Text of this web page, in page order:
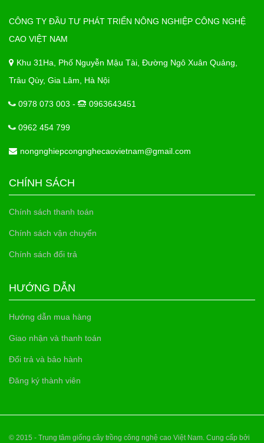
CÔNG TY ĐẦU TƯ PHÁT TRIỂN NÔNG NGHIỆP CÔNG NGHỆ
CAO VIỆT NAM
Khu 31Ha, Phố Nguyễn Mậu Tài, Đường Ngô Xuân Quảng,
Trâu Qùy, Gia Lâm, Hà Nội
0978 073 003 - 0963643451
0962 454 799
nongnghiepcongnghecaovietnam@gmail.com
CHÍNH SÁCH
Chính sách thanh toán
Chính sách vận chuyển
Chính sách đổi trả
HƯỚNG DẪN
Hướng dẫn mua hàng
Giao nhận và thanh toán
Đổi trả và bảo hành
Đăng ký thành viên
© 2015 - Trung tâm giống cây trồng công nghệ cao Việt Nam. Cung cấp bởi